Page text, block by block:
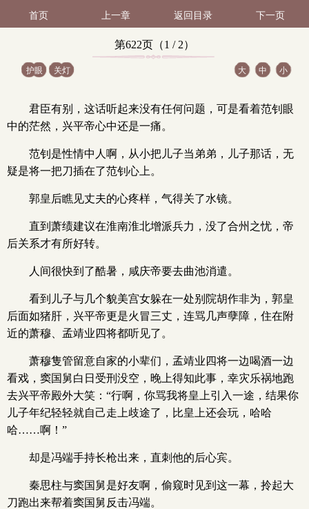
首页 上一章 返回目录 下一页
第622页（1 / 2）
护眼 关灯 大 中 小
君臣有别，这话听起来没有任何问题，可是看着范钊眼
中的茫然，兴平帝心中还是一痛。
范钊是性情中人啊，从小把儿子当弟弟，儿子那话，无
疑是将一把刀插在了范钊心上。
郭皇后瞧见丈夫的心疼样，气得关了水镜。
直到萧绩建议在淮南淮北增派兵力，没了合州之忧，帝
后关系才有所好转。
人间很快到了酷暑，咸庆帝要去曲池消遣。
看到儿子与几个貌美宫女躲在一处别院胡作非为，郭皇
后面如猪肝，兴平帝更是火冒三丈，连骂几声孽障，住在附
近的萧穆、孟靖业四将都听见了。
萧穆隻管留意自家的小辈们，孟靖业四将一边喝酒一边
看戏，窦国舅白日受刑没空，晚上得知此事，幸灾乐祸地跑
去兴平帝殿外大笑：“行啊，你骂我将皇上引入一途，结果你
儿子年纪轻轻就自己走上歧途了，比皇上还会玩，哈哈
哈……啊！”
却是冯端手持长枪出来，直刺他的后心宾。
秦思柱与窦国舅是好友啊，偷窥时见到这一幕，拎起大
刀跑出来帮着窦国舅反击冯端。